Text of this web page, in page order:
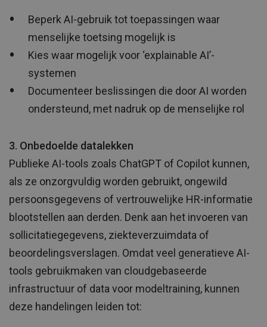
Beperk AI-gebruik tot toepassingen waar
menselijke toetsing mogelijk is
Kies waar mogelijk voor ‘explainable AI’-
systemen
Documenteer beslissingen die door AI worden
ondersteund, met nadruk op de menselijke rol
3. Onbedoelde datalekken
Publieke AI-tools zoals ChatGPT of Copilot kunnen,
als ze onzorgvuldig worden gebruikt, ongewild
persoonsgegevens of vertrouwelijke HR-informatie
blootstellen aan derden. Denk aan het invoeren van
sollicitatiegegevens, ziekteverzuimdata of
beoordelingsverslagen. Omdat veel generatieve AI-
tools gebruikmaken van cloudgebaseerde
infrastructuur of data voor modeltraining, kunnen
deze handelingen leiden tot: